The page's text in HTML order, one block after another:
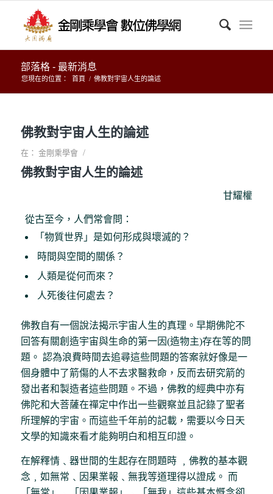
部落格 - 最新消息
您現在的位置： 首頁 / 佛教對宇宙人生的論述
佛教對宇宙人生的論述
在： 金剛乘學會 /
佛教對宇宙人生的論述
甘耀權
從古至今，人們常會問：
「物質世界」是如何形成與壞滅的？
時間與空間的關係？
人類是從何而來？
人死後往何處去？
佛教自有一個說法揭示宇宙人生的真理。早期佛陀不
回答有關創造宇宙與生命的第一因(造物主)存在等的問
題。 認為浪費時間去追尋這些問題的答案就好像是一
個身體中了箭傷的人不去求醫救命，反而去研究箭的
發出者和製造者這些問題。不過，佛教的經典中亦有
佛陀和大菩薩在禪定中作出一些觀察並且記錄了聖者
所理解的宇宙。而這些千年前的記載，需要以今日天
文學的知識來看才能夠明白和相互印證。
在解釋情﹑器世間的生起存在問題時 ﹐佛教的基本觀
念﹐如無常﹑因果業報﹑無我等道理得以證成。 而